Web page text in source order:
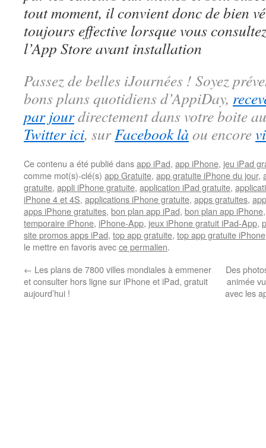
tout moment, il convient donc de bien
toujours effective lorsque vous
l’App Store avant installation
Passez de belles iJournées ! Soyez
bons plans quotidiens d’AppiDay,
par jourdirectement dans votre boite
Twitter ici, surFacebook là ou encore
Ce contenu a été publié dansapp iPad, app iPhone, jeu iPad
comme mot(s)-clé(s) app Gratuite, app gratuite iPhone du jour,
gratuite, appli iPhone gratuite, application iPad gratuite,
iPhone 4 et 4S, applications iPhone gratuite, apps gratuites,
apps iPhone gratuites, bon plan app iPad, bon plan app iPhone
temporaire iPhone, iPhone-App, jeux iPhone gratuit iPad-App,
site promos apps iPad, top app gratuite, top app gratuite iPhone
le mettre en favoris avecce permalien.
← Les plans de 7800 villes mondiales à emmener
et consulter hors ligne sur iPhone et iPad, gratuit
aujourd’hui !
Des
animée
avec les